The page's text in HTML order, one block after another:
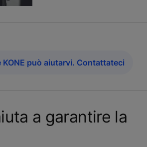
KONE può aiutarvi. Contattateci
a garantire la